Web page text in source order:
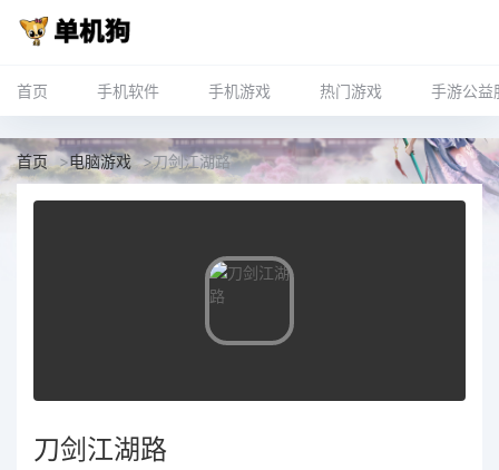
首页 手机软件 手机游戏 热门游戏 手游公益
首页 >电脑游戏 >刀剑江湖路
刀剑江湖路